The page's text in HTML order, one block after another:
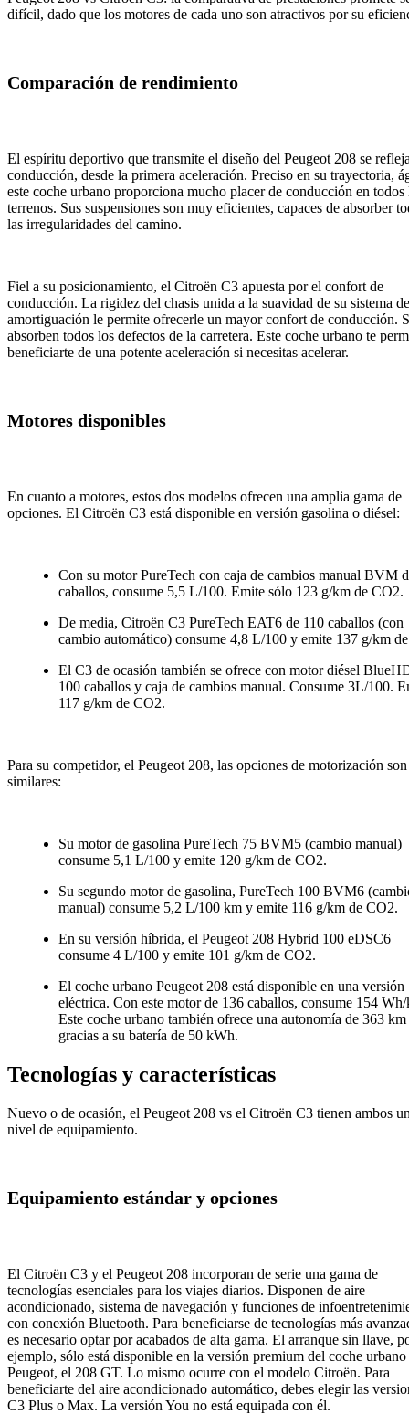
difícil, dado que los motores de cada uno son atractivos por su
Comparación de rendimiento
El espíritu deportivo que transmite el diseño del Peugeot 208 se
conducción, desde la primera aceleración. Preciso en su trayectoria,
este coche urbano proporciona mucho placer de conducción en todos
terrenos. Sus suspensiones son muy eficientes, capaces de absorber
las irregularidades del camino.
Fiel a su posicionamiento, el Citroën C3 apuesta por el confort de
conducción. La rigidez del chasis unida a la suavidad de su sistema de
amortiguación le permite ofrecerle un mayor confort de conducción.
absorben todos los defectos de la carretera. Este coche urbano te
beneficiarte de una potente aceleración si necesitas acelerar.
Motores disponibles
En cuanto a motores, estos dos modelos ofrecen una amplia gama de
opciones. El Citroën C3 está disponible en versión gasolina o diésel:
Con su motor PureTech con caja de cambios manual BVM
caballos, consume 5,5 L/100. Emite sólo 123 g/km de CO2.
De media, Citroën C3 PureTech EAT6 de 110 caballos (con
cambio automático) consume 4,8 L/100 y emite 137 g/km
El C3 de ocasión también se ofrece con motor diésel
100 caballos y caja de cambios manual. Consume 3L/100.
117 g/km de CO2.
Para su competidor, el Peugeot 208, las opciones de motorización son
similares:
Su motor de gasolina PureTech 75 BVM5 (cambio manual)
consume 5,1 L/100 y emite 120 g/km de CO2.
Su segundo motor de gasolina, PureTech 100 BVM6
manual) consume 5,2 L/100 km y emite 116 g/km de CO2.
En su versión híbrida, el Peugeot 208 Hybrid 100 eDSC6
consume 4 L/100 y emite 101 g/km de CO2.
El coche urbano Peugeot 208 está disponible en una versión
eléctrica. Con este motor de 136 caballos, consume 154
Este coche urbano también ofrece una autonomía de 363 km
gracias a su batería de 50 kWh.
Tecnologías y características
Nuevo o de ocasión, el Peugeot 208 vs el Citroën C3 tienen ambos
nivel de equipamiento.
Equipamiento estándar y opciones
El Citroën C3 y el Peugeot 208 incorporan de serie una gama de
tecnologías esenciales para los viajes diarios. Disponen de aire
acondicionado, sistema de navegación y funciones de
con conexión Bluetooth. Para beneficiarse de tecnologías más
es necesario optar por acabados de alta gama. El arranque sin llave,
ejemplo, sólo está disponible en la versión premium del coche urbano
Peugeot, el 208 GT. Lo mismo ocurre con el modelo Citroën. Para
beneficiarte del aire acondicionado automático, debes elegir las
C3 Plus o Max. La versión You no está equipada con él.